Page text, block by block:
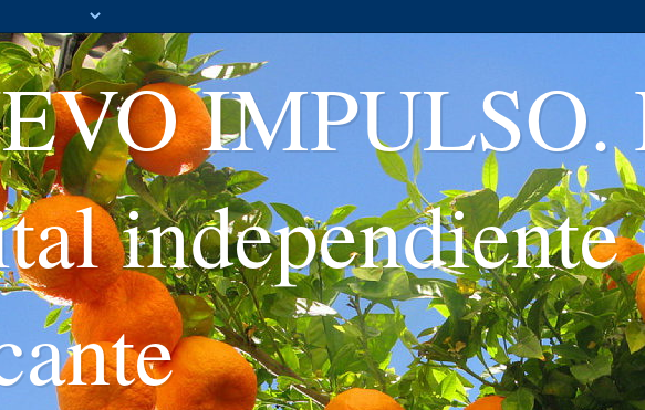
IMPULSO.
independiente